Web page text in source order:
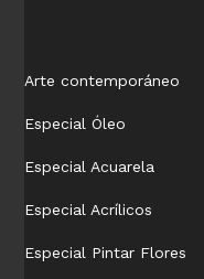
Arte contemporáneo
Especial Óleo
Especial Acuarela
Especial Acrílicos
Especial Pintar Flores